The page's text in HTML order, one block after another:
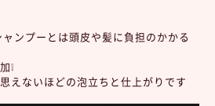
ンプーとは頭皮や髪に負担のかかる
❕
えないほどの泡立ちと仕上がりです